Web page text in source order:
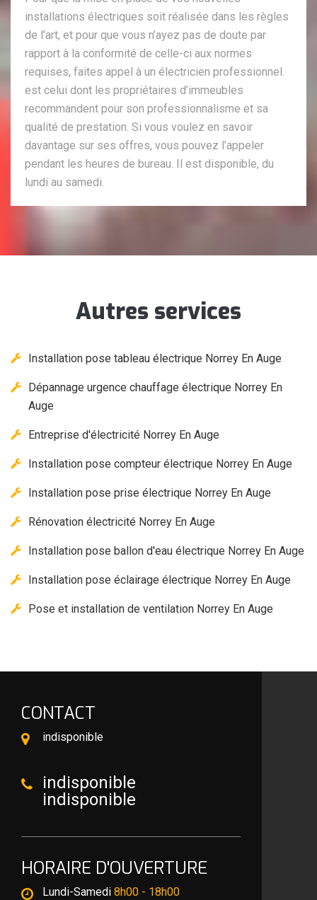
installations électriques soit réalisée dans les règles
de l’art, et pour que vous n’ayez pas de doute par
rapport à la conformité de celle-ci aux normes
requises, faites appel à un électricien professionnel.
est celui dont les propriétaires d’immeubles
recommandent pour son professionnalisme et sa
qualité de prestation. Si vous voulez en savoir
davantage sur ses offres, vous pouvez l’appeler
pendant les heures de bureau. Il est disponible, du
lundi au samedi.
Autres services
Installation pose tableau électrique Norrey En Auge
Dépannage urgence chauffage électrique Norrey En
Auge
Entreprise d'électricité Norrey En Auge
Installation pose compteur électrique Norrey En Auge
Installation pose prise électrique Norrey En Auge
Rénovation électricité Norrey En Auge
Installation pose ballon d'eau électrique Norrey En Auge
Installation pose éclairage électrique Norrey En Auge
Pose et installation de ventilation Norrey En Auge
CONTACT
indisponible
indisponible
indisponible
HORAIRE D'OUVERTURE
Lundi-Samedi 8h00 - 18h00